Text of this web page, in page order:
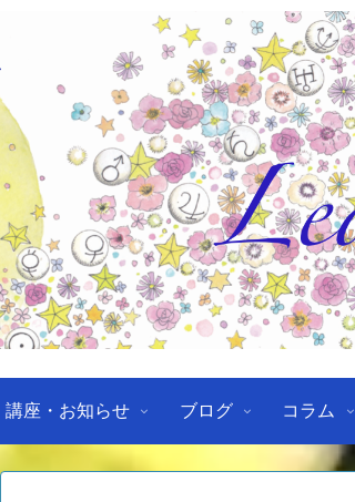
講座・お知らせ ブログ コラム